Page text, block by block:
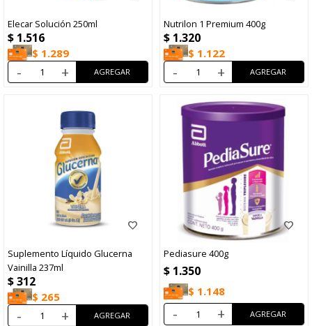
Elecar Solución 250ml
$ 1.516
$ 1.289
- +
Nutrilon 1 Premium 400g
$ 1.320
$ 1.122
- +
Suplemento Líquido Glucerna
Vainilla 237ml
$312
$ 265
- +
Pediasure 400g
$ 1.350
$ 1.148
- +